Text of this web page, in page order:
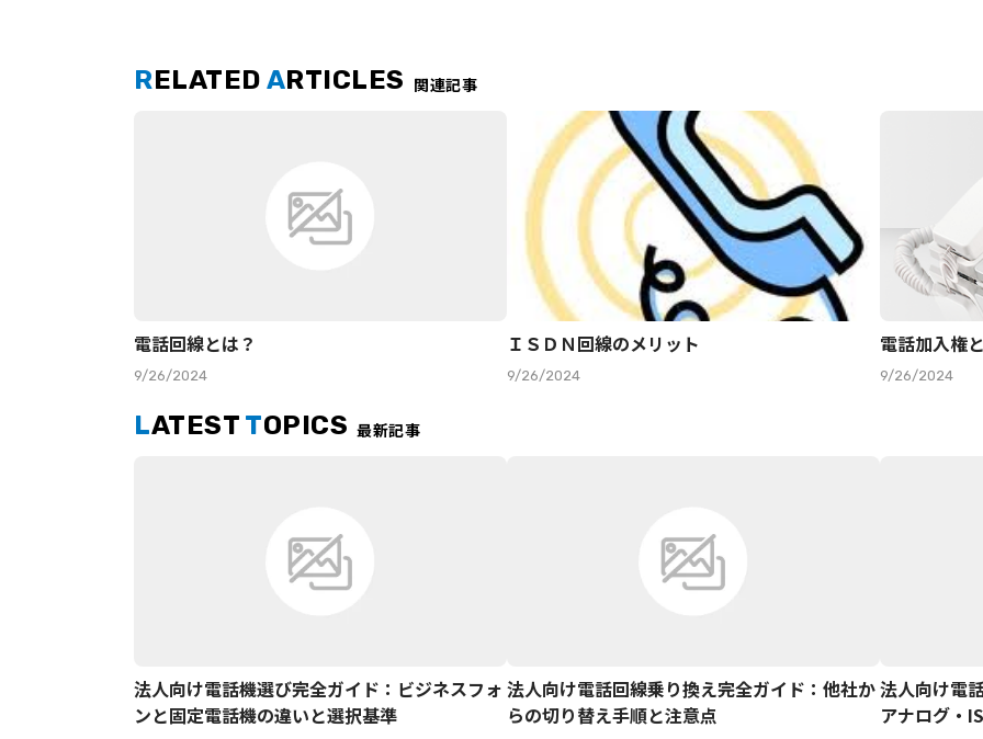
RELATED ARTICLES 関連記事
電話回線とは？
9/26/2024
ＩＳＤＮ回線のメリット
9/26/2024
電話加入権
9/26/2024
LATEST TOPICS 最新記事
法人向け電話機選び完全ガイド：ビジネスフォ
ンと固定電話機の違いと選択基準
法人向け電話回線乗り換え完全ガイド：他社か
らの切り替え手順と注意点
法人向け電
アナログ・